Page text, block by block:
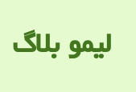
لیمو بلاگ